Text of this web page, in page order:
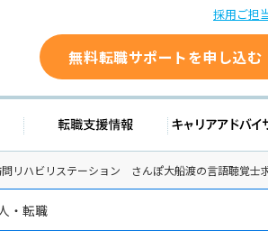
採用ご担
0120-941-651 無料転職サポートを申し込む
転職成功事例 転職支援情報
リハビリステーション さんぽ大船渡の言語聴覚士
・転職